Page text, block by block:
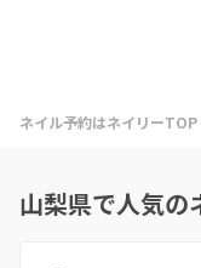
ネイル予約はネイリーTOP
山梨県で人気の